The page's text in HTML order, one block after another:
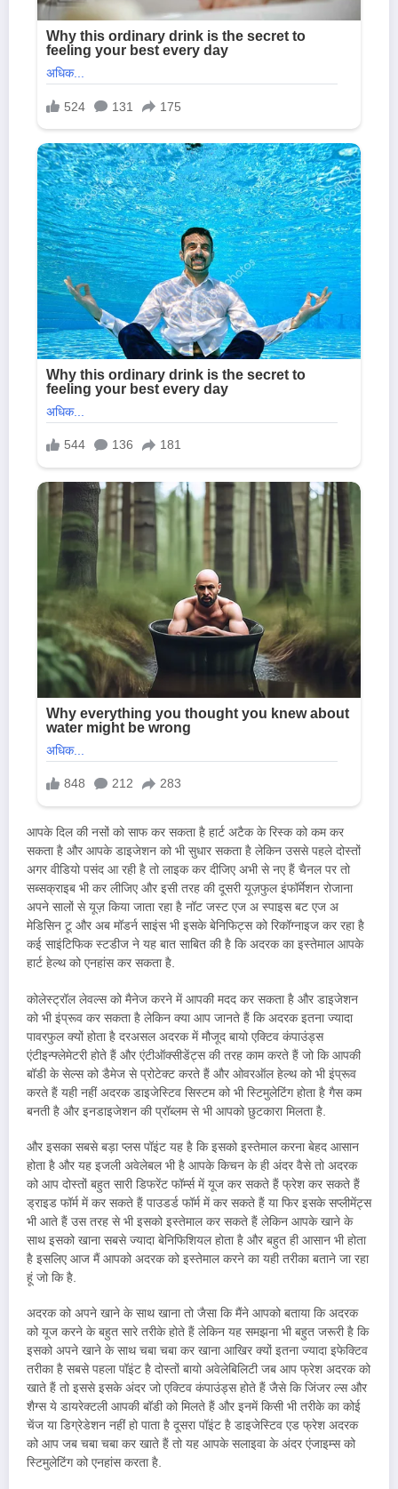
आपके दिल की नसों को साफ कर सकता है हार्ट अटैक के रिस्क को कम कर
सकता है और आपके डाइजेशन को भी सुधार सकता है लेकिन उससे पहले दोस्तों
अगर वीडियो पसंद आ रही है तो लाइक कर दीजिए अभी से नए हैं चैनल पर तो
सब्सक्राइब भी कर लीजिए और इसी तरह की दूसरी यूज़फुल इंफॉर्मेशन रोजाना
अपने सालों से यूज़ किया जाता रहा है नॉट जस्ट एज अ स्पाइस बट एज अ
मेडिसिन टू और अब मॉडर्न साइंस भी इसके बेनिफिट्स को रिकॉग्नाइज कर रहा है
कई साइंटिफिक स्टडीज ने यह बात साबित की है कि अदरक का इस्तेमाल आपके
हार्ट हेल्थ को एनहांस कर सकता है.
कोलेस्ट्रॉल लेवल्स को मैनेज करने में आपकी मदद कर सकता है और डाइजेशन
को भी इंप्रूव कर सकता है लेकिन क्या आप जानते हैं कि अदरक इतना ज्यादा
पावरफुल क्यों होता है दरअसल अदरक में मौजूद बायो एक्टिव कंपाउंड्स
एंटीइन्फ्लेमेटरी होते हैं और एंटीऑक्सीडेंट्स की तरह काम करते हैं जो कि आपकी
बॉडी के सेल्स को डैमेज से प्रोटेक्ट करते हैं और ओवरऑल हेल्थ को भी इंप्रूव
करते हैं यही नहीं अदरक डाइजेस्टिव सिस्टम को भी स्टिमुलेटिंग होता है गैस कम
बनती है और इनडाइजेशन की प्रॉब्लम से भी आपको छुटकारा मिलता है.
और इसका सबसे बड़ा प्लस पॉइंट यह है कि इसको इस्तेमाल करना बेहद आसान
होता है और यह इजली अवेलेबल भी है आपके किचन के ही अंदर वैसे तो अदरक
को आप दोस्तों बहुत सारी डिफरेंट फॉर्म्स में यूज कर सकते हैं फ्रेश कर सकते हैं
ड्राइड फॉर्म में कर सकते हैं पाउडर्ड फॉर्म में कर सकते हैं या फिर इसके सप्लीमेंट्स
भी आते हैं उस तरह से भी इसको इस्तेमाल कर सकते हैं लेकिन आपके खाने के
साथ इसको खाना सबसे ज्यादा बेनिफिशियल होता है और बहुत ही आसान भी होता
है इसलिए आज मैं आपको अदरक को इस्तेमाल करने का यही तरीका बताने जा रहा
हूं जो कि है.
अदरक को अपने खाने के साथ खाना तो जैसा कि मैंने आपको बताया कि अदरक
को यूज करने के बहुत सारे तरीके होते हैं लेकिन यह समझना भी बहुत जरूरी है कि
इसको अपने खाने के साथ चबा चबा कर खाना आखिर क्यों इतना ज्यादा इफेक्टिव
तरीका है सबसे पहला पॉइंट है दोस्तों बायो अवेलेबिलिटी जब आप फ्रेश अदरक को
खाते हैं तो इससे इसके अंदर जो एक्टिव कंपाउंड्स होते हैं जैसे कि जिंजर ल्स और
शैग्स ये डायरेक्टली आपकी बॉडी को मिलते हैं और इनमें किसी भी तरीके का कोई
चेंज या डिग्रेडेशन नहीं हो पाता है दूसरा पॉइंट है डाइजेस्टिव एड फ्रेश अदरक
को आप जब चबा चबा कर खाते हैं तो यह आपके सलाइवा के अंदर एंजाइम्स को
स्टिमुलेटिंग को एनहांस करता है.